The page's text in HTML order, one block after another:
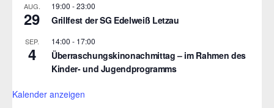
AUG.
29
19:00 -23:00
Grillfest der SG Edelweiß Letzau
SEP.
4
14:00 - 17:00
Überraschungskinonachmittag – im Rahmen des
Kinder- und Jugendprogramms
Kalender anzeigen